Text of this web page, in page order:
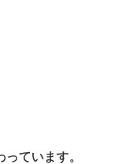
ています。